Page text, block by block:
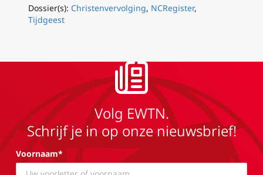
Dossier(s): Christenvervolging, NCRegister,
Tijdgeest
Volg EWTN.
Schrijf je in op onze nieuwsbrief!
Voornaam*